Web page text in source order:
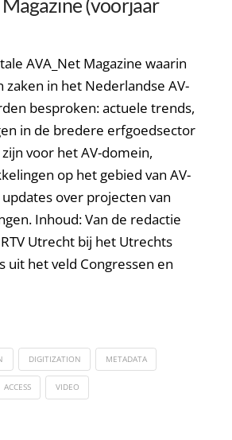
(voorjaar
AVA_Net Magazine waarin
zaken in het Nederlandse AV-
besproken: actuele trends,
in de bredere erfgoedsector
voor het AV-domein,
op het gebied van AV-
over projecten van
Inhoud: Van de redactie
Utrecht bij het Utrechts
uit het veld Congressen en
DIGITIZATION METADATA
ACCESS VIDEO